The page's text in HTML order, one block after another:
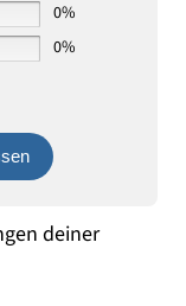
0%
0%
deiner